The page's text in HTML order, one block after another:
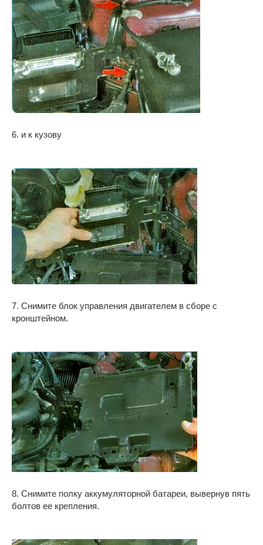
6. и к кузову
7. Снимите блок управления двигателем в сборе с
кронштейном.
8. Снимите полку аккумуляторной батареи, вывернув пять
болтов ее крепления.